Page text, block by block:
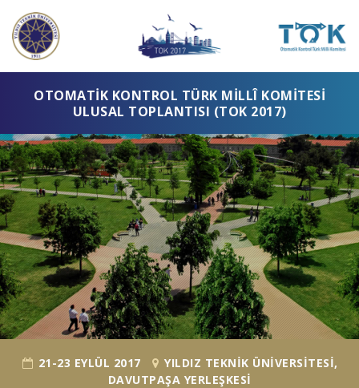
OTOMATIK KONTROL TÜRK MILLÎ KOMITESI
ULUSAL TOPLANTISI (TOK 2017)
21-23 EYLÜL 2017
YILDIZ TEKNIK ÜNIVERSITESI,
DAVUTPAŞA YERLEŞKESI